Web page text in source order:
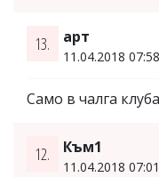
13. арт
11.04.2018
Само в чалга
12. Към1
11.04.2018